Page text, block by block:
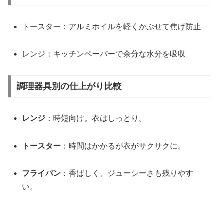
トースター：アルミホイルを軽くかぶせて焦げ防止
レンジ：キッチンペーパーで余分な水分を吸収
調理器具別の仕上がり比較
レンジ ：時短向け。衣はしっとり。
トースター ：時間はかかるが衣がサクサクに。
フライパン ：香ばしく、ジューシーさも残りやす
い。